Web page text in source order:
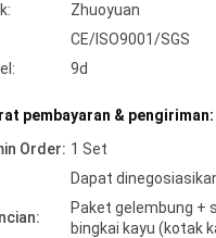
Zhuoyuan
CE/ISO9001/SGS
9d
pembayaran & pengiriman:
Order: 1 Set
Dapat
Paket gelembung +
bingkai kayu (kotak